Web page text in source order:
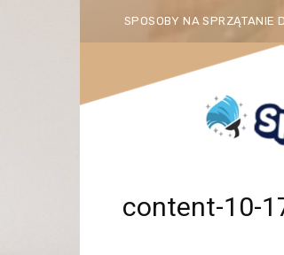
SPOSOBY NA SPRZĄTANIE
content-10-